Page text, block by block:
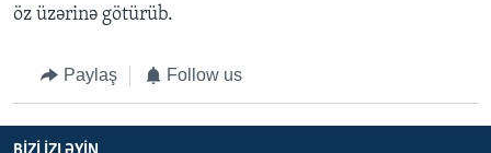
öz üzərinə götürüb.
Paylaş Follow us